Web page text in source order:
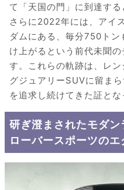
て「天国の門」に到達する
さらに2022年には、アイ
ダムにある、毎分750ト
け上がるという前代未聞
す。これらの軌跡は、レ
グジュアリーSUVに留ま
を追求し続けてきた証とな
研ぎ澄まされたモダ
ローバースポーツのエ